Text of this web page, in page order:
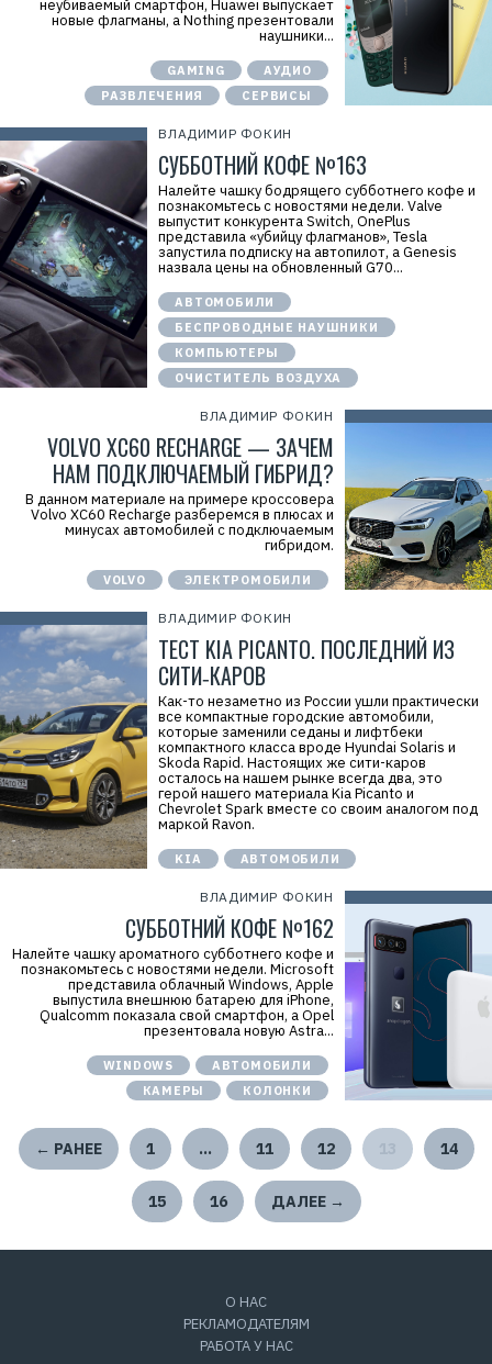
неубиваемый смартфон, Huawei выпускает
новые флагманы, а Nothing презентовали
наушники...
GAMING
АУДИО
РАЗВЛЕЧЕНИЯ
СЕРВИСЫ
ВЛАДИМИР ФОКИН
СУББОТНИЙ КОФЕ №163
Налейте чашку бодрящего субботнего кофе и
познакомьтесь с новостями недели. Valve
выпустит конкурента Switch, OnePlus
представила «убийцу флагманов», Tesla
запустила подписку на автопилот, а Genesis
назвала цены на обновленный G70...
АВТОМОБИЛИ
БЕСПРОВОДНЫЕ НАУШНИКИ
КОМПЬЮТЕРЫ
ОЧИСТИТЕЛЬ ВОЗДУХА
ВЛАДИМИР ФОКИН
VOLVO XC60 RECHARGE — ЗАЧЕМ
НАМ ПОДКЛЮЧАЕМЫЙ ГИБРИД?
В данном материале на примере кроссовера
Volvo XC60 Recharge разберемся в плюсах и
минусах автомобилей с подключаемым
гибридом.
VOLVO ЭЛЕКТРОМОБИЛИ
ВЛАДИМИР ФОКИН
ТЕСТ KIA PICANTO. ПОСЛЕДНИЙ ИЗ
СИТИ‑КАРОВ
Как-то незаметно из России ушли практически
все компактные городские автомобили,
которые заменили седаны и лифтбеки
компактного класса вроде Hyundai Solaris и
Skoda Rapid. Настоящих же сити-каров
осталось на нашем рынке всегда два, это
герой нашего материала Kia Picanto и
Chevrolet Spark вместе со своим аналогом под
маркой Ravon.
KIA АВТОМОБИЛИ
ВЛАДИМИР ФОКИН
СУББОТНИЙ КОФЕ №162
Налейте чашку ароматного субботнего кофе и
познакомьтесь с новостями недели. Microsoft
представила облачный Windows, Apple
выпустила внешнюю батарею для iPhone,
Qualcomm показала свой смартфон, а Opel
презентовала новую Astra...
WINDOWS
АВТОМОБИЛИ
КАМЕРЫ
КОЛОНКИ
← РАНЕЕ 1 … 11 12 14
15 16 ДАЛЕЕ →
О НАС
РЕКЛАМОДАТЕЛЯМ
РАБОТА У НАС